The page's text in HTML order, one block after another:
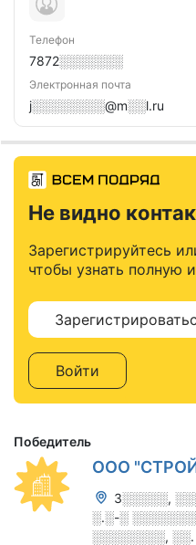
Телефон
7872░░░░░░░
Электронная почта
j░░░░░░░░@m░░l.ru
Не видно
Зарегистрируйтесь
чтобы узнать полную
Войти
Победитель
ООО
3░░░░░,
░.░-░
░░░░░░░░,